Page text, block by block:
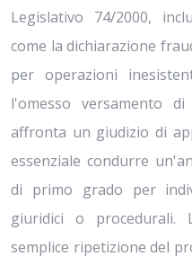
Legislativo 74/2000,
come la dichiarazione
per operazioni
l'omesso versamento
affronta un giudizio di
essenziale condurre
di primo grado per
giuridici o procedurali.
semplice ripetizione del